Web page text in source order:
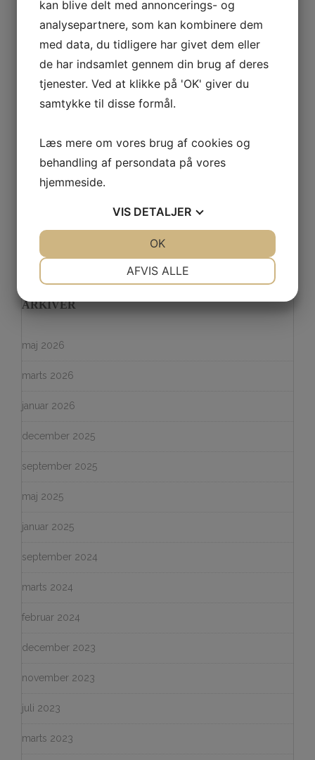
Låsesmed i Hvidovre – din lokale ekspert i sikkerhed og
akut hjælp
Sådan vælger du det rette værksted til din bil
Pokal – Symbol på Sejr, Anerkendelse og Motivation
Flyttefirma i Vordingborg – din professionelle partner til en
sikker og effektiv flytning
SENESTE KOMMENTARER
ARKIVER
maj 2026
marts 2026
januar 2026
december 2025
september 2025
maj 2025
januar 2025
september 2024
marts 2024
februar 2024
december 2023
november 2023
juli 2023
marts 2023
kan blive delt med annoncerings- og
analysepartnere, som kan kombinere dem
med data, du tidligere har givet dem eller
de har indsamlet gennem din brug af deres
tjenester. Ved at klikke på 'OK' giver du
samtykke til disse formål.
Læs mere om vores brug af cookies og
behandling af persondata på vores
hjemmeside.
VIS DETALJER
AFVIS ALLE
OK